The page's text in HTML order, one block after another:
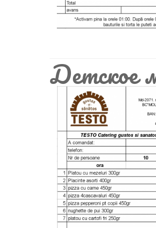
Детское